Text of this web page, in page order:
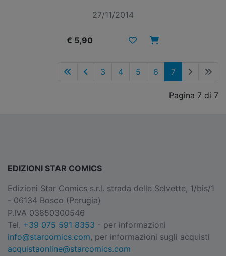
27/11/2014
€ 5,90
3 4 5 6 7
Pagina 7 di 7
EDIZIONI STAR COMICS
Edizioni Star Comics s.r.l. strada delle Selvette, 1/bis/1
- 06134 Bosco (Perugia)
P.IVA 03850300546
Tel. +39 075 591 8353 - per informazioni
info@starcomics.com, per informazioni sugli acquisti
acquistaonline@starcomics.com